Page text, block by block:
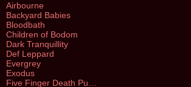
Airbourne
Backyard Babies
Bloodbath
Children of Bodom
Dark Tranquillity
Def Leppard
Evergrey
Exodus